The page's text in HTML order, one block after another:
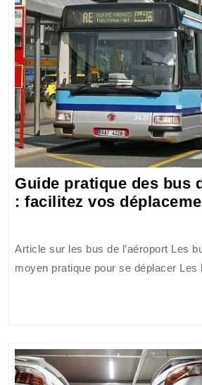
Guide pratique des bus
: facilitez vos
Article sur les bus de l’aéroport Les
moyen pratique pour se déplacer Les